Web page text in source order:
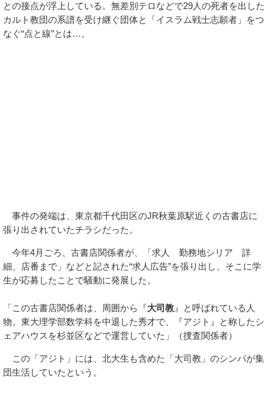
との接点が浮上している。無差別テロなどで29人の死者を出した
カルト教団の系譜を受け継ぐ団体と「イスラム戦士志願者」をつ
なぐ“点と線”とは…。
事件の発端は、東京都千代田区のJR秋葉原駅近くの古書店に
張り出されていたチラシだった。
今年4月ごろ、古書店関係者が、「求人 勤務地シリア 詳
細、店番まで」などと記された“求人広告”を張り出し、そこに学
生が応募したことで騒動に発展した。
「この古書店関係者は、周囲から『大司教 』と呼ばれている人
物。東大理学部数学科を中退した秀才で、『アジト』と称したシ
ェアハウスを杉並区などで運営していた」（捜査関係者）
この「アジト」には、北大生も含めた「大司教」のシンパが集
団生活していたという。